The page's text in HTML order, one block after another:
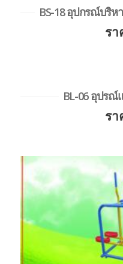
BS-18 อุปกรณ์บริห
ร
BL-06 อุปรณ์
ร